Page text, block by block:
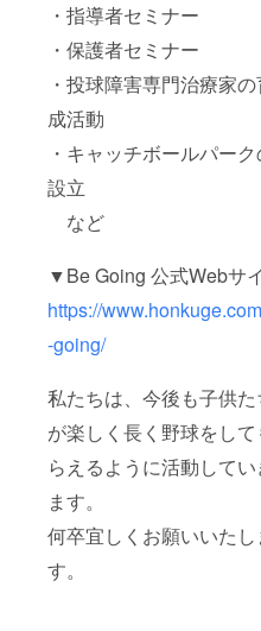
・指導者セミナー
・保護者セミナー
・投球障害専門治療家
成活動
・キャッチボールパー
設立
など
▼Be Going 公式Webサ
https://
-going/
私たちは、今後も子供た
が楽しく長く野球をして
らえるように活動してい
ます。
何卒宜しくお願いいたし
す。